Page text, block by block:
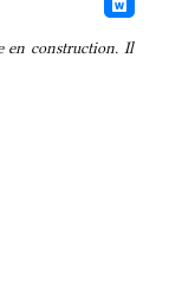
en construction. Il